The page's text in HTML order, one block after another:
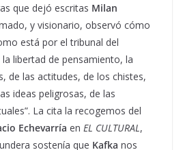
que dejó escritas Milan
y visionario, observó cómo
está por el tribunal del
libertad de pensamiento, la
de las actitudes, de los chistes,
ideas peligrosas, de las
La cita la recogemos del
Echevarría en EL CULTURAL ,
sostenía que Kafka nos